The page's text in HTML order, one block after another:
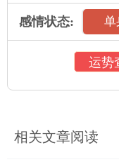
2023年9月份，属牛男
月的时间将会有很多机
男性需要花费更多的时
很多选择和抉择，需要
感情状态: 单
运势
相关文章阅读